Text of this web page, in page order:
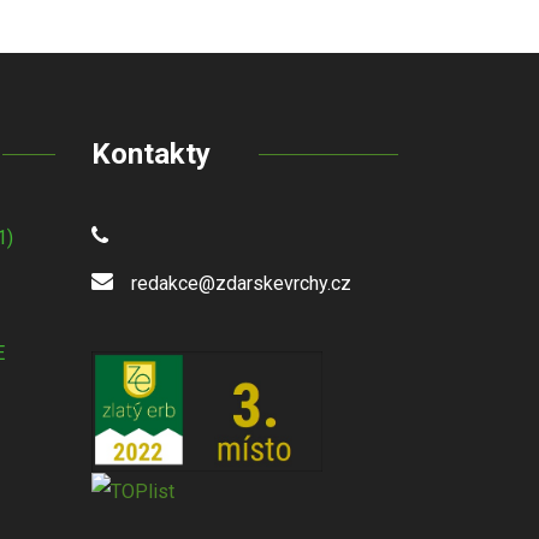
Kontakty
redakce@zdarskevrchy.cz